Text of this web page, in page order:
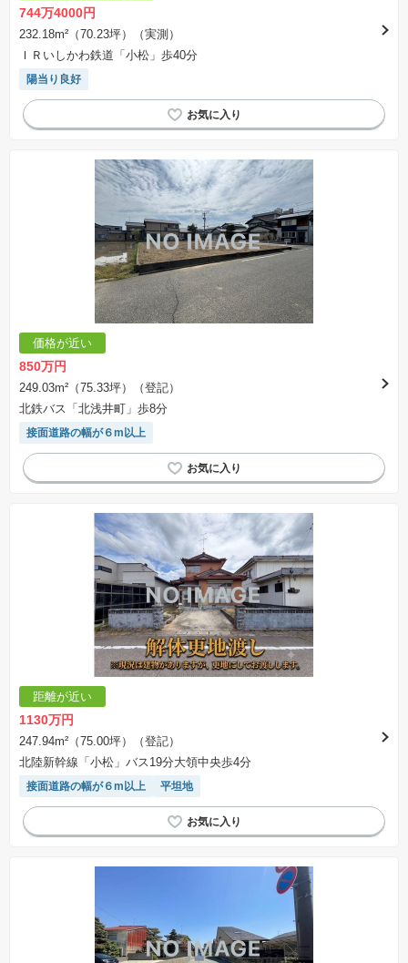
表示されておりません。
※取引にかかる費用：物件の契約手続き、決済、引き渡し時にかかる費用を表示しています。
不動産会社によって表記有無が異なるため、ご自身で十分な確認をしていただくようにお願い
いたします。
場合があります。
744万4000円
232.18m²（70.23坪）（実測）
ＩＲいしかわ鉄道「小松」歩40分
陽当り良好
価格が近い
850万円
249.03m²（75.33坪）（登記）
北鉄バス「北浅井町」歩8分
接面道路の幅が６m以上
距離が近い
1130万円
247.94m²（75.00坪）（登記）
北陸新幹線「小松」バス19分大領中央歩4分
接面道路の幅が６m以上 平坦地